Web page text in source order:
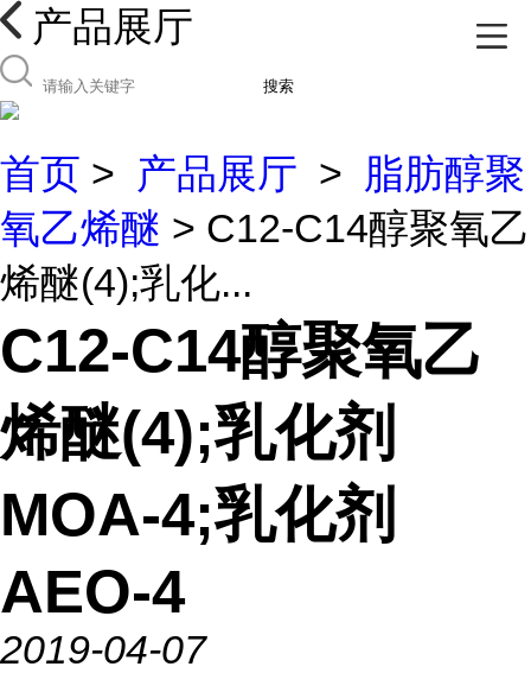
产品展厅
搜索
首页 > 产品展厅 > 脂肪醇聚
氧乙烯醚 > C12-C14醇聚氧乙
烯醚(4);乳化...
C12-C14醇聚氧乙
烯醚(4);乳化剂
MOA-4;乳化剂
AEO-4
2019-04-07